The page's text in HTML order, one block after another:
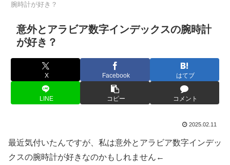
腕時計が好き？
意外とアラビア数字インデックスの腕時計
が好き？
X Facebook はてブ
LINE コピー コメント
2025.02.11
最近気付いたんですが、私は意外とアラビア数字インデッ
クスの腕時計が好きなのかもしれません←